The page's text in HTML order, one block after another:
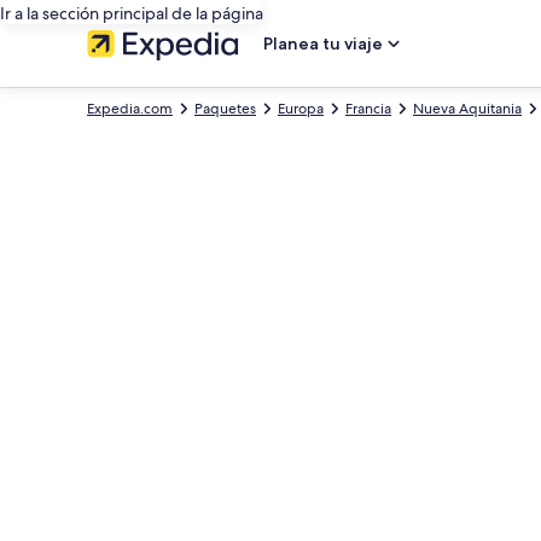
Ir a la sección principal de la página
Planea tu viaje
Nueva Aquitania
Francia
Europa
Paquetes
Expedia.com